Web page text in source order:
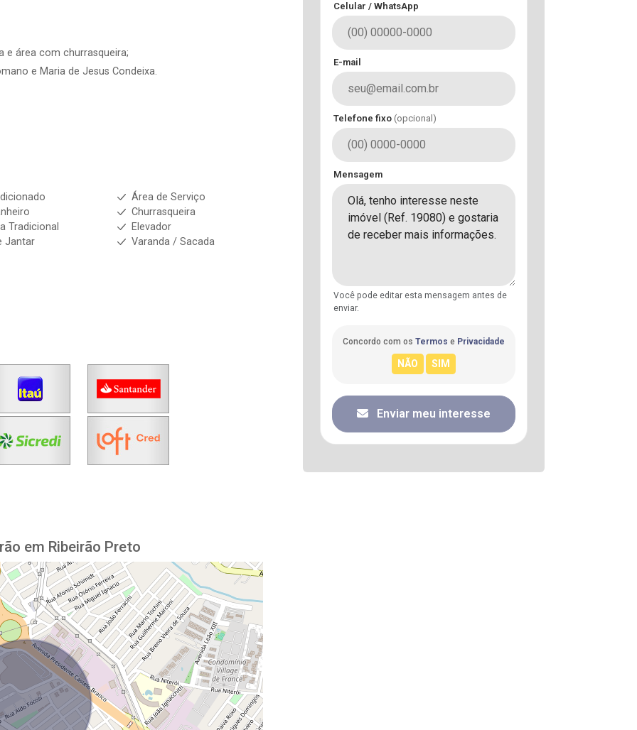
e área com churrasqueira;
e Maria de Jesus Condeixa.
Área de Serviço
Churrasqueira
Tradicional
Elevador
Jantar
Varanda / Sacada
em Ribeirão Preto
Celular / WhatsApp
E-mail
Telefone fixo (opcional)
Mensagem
Você pode editar esta mensagem antes de
enviar.
Concordo com os Termos e Privacidade
Enviar meu interesse